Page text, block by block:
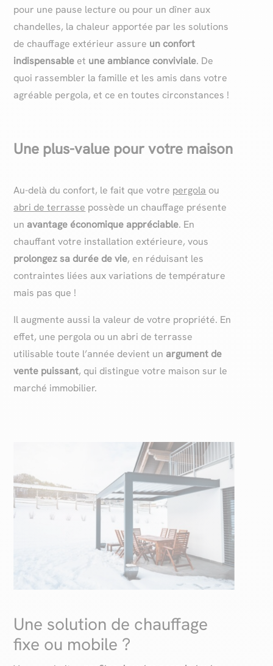
pour une pause lecture ou pour un dîner aux
chandelles, la chaleur apportée par les solutions
de chauffage extérieur assure un confort
indispensable et une ambiance conviviale. De
quoi rassembler la famille et les amis dans votre
agréable pergola, et ce en toutes circonstances !
Une plus-value pour votre maison
Au-delà du confort, le fait que votre pergola ou
abri de terrasse possède un chauffage présente
un avantage économique appréciable. En
chauffant votre installation extérieure, vous
prolongez sa durée de vie, en réduisant les
contraintes liées aux variations de température
mais pas que !
Il augmente aussi la valeur de votre propriété. En
effet, une pergola ou un abri de terrasse
utilisable toute l’année devient un argument de
vente puissant, qui distingue votre maison sur le
marché immobilier.
Une solution de chauffage
fixe ou mobile ?